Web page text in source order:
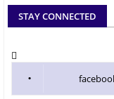
STAY CONNECTED